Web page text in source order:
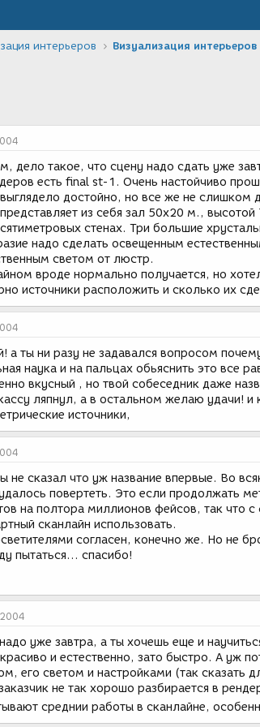
интерьеров Визуализация интерьеров
дело такое, что сцену надо сдать уже
есть final st-1. Очень настойчиво
достойно, но все же не слишком
из себя зал 50х20 м.,
стенах. Три большие
надо сделать освещенным
светом от люстр.
вроде нормально получается, но
источники расположить и сколько их
а ты ни разу не задавался вопросом
наука и на пальцах обьяснить это все
вкусный , но твой собеседник даже
ляпнул, а в остальном желаю удачи! и
источники,
не сказал что уж название впервые. Во
повертеть. Это если продолжать
на полтора миллионов фейсов, так что
сканлайн использовать.
согласен, конечно же. Но не
пытаться... спасибо!
уже завтра, а ты хочешь еще и
и естественно, зато быстро. А уж
его светом и настройками (так сказать
не так хорошо разбирается в
среднии работы в сканлайне,